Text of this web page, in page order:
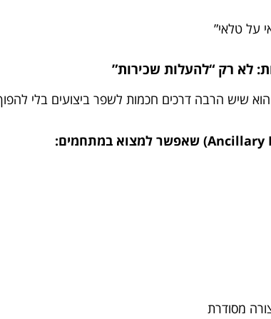
על טלאי”
שיש הרבה דרכים חכמות לשפר ביצועים בלי